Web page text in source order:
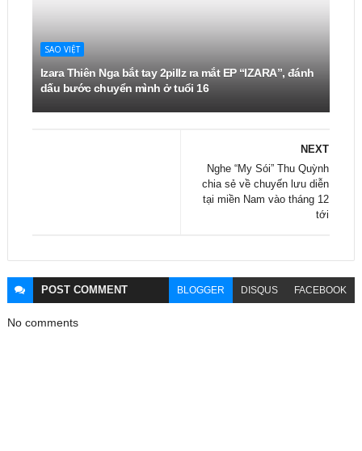
SAO VIỆT
Izara Thiên Nga bắt tay 2pillz ra mắt EP “IZARA”, đánh
dấu bước chuyển mình ở tuổi 16
NEXT
Nghe “My Sói” Thu Quỳnh
chia sẻ về chuyến lưu diễn
tại miền Nam vào tháng 12
tới
POST COMMENT BLOGGER DISQUS FACEBOOK
No comments